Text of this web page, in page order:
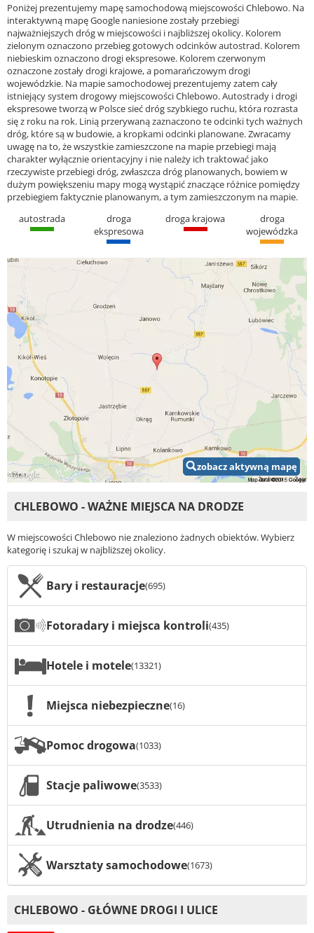
Poniżej prezentujemy mapę samochodową miejscowości Chlebowo. Na
interaktywną mapę Google naniesione zostały przebiegi
najważniejszych dróg w miejscowości i najbliższej okolicy. Kolorem
zielonym oznaczono przebieg gotowych odcinków autostrad. Kolorem
niebieskim oznaczono drogi ekspresowe. Kolorem czerwonym
oznaczone zostały drogi krajowe, a pomarańczowym drogi
wojewódzkie. Na mapie samochodowej prezentujemy zatem cały
istniejący system drogowy miejscowości Chlebowo. Autostrady i drogi
ekspresowe tworzą w Polsce sieć dróg szybkiego ruchu, która rozrasta
się z roku na rok. Linią przerywaną zaznaczono te odcinki tych ważnych
dróg, które są w budowie, a kropkami odcinki planowane. Zwracamy
uwagę na to, że wszystkie zamieszczone na mapie przebiegi mają
charakter wyłącznie orientacyjny i nie należy ich traktować jako
rzeczywiste przebiegi dróg, zwłaszcza dróg planowanych, bowiem w
dużym powiększeniu mapy mogą wystąpić znaczące różnice pomiędzy
przebiegiem faktycznie planowanym, a tym zamieszczonym na mapie.
autostrada
droga
ekspresowa
droga krajowa
droga
wojewódzka
zobacz aktywną mapę
CHLEBOWO - WAŻNE MIEJSCA NA DRODZE
W miejscowości Chlebowo nie znaleziono żadnych obiektów. Wybierz
kategorię i szukaj w najbliższej okolicy.
Bary i restauracje(695)
Fotoradary i miejsca kontroli(435)
Hotele i motele(13321)
Miejsca niebezpieczne(16)
Pomoc drogowa(1033)
Stacje paliwowe(3533)
Utrudnienia na drodze(446)
Warsztaty samochodowe(1673)
CHLEBOWO - GŁÓWNE DROGI I ULICE